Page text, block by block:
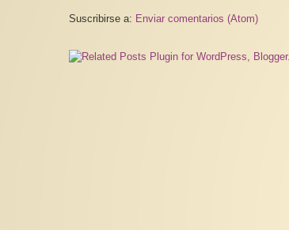
Suscribirse a: Enviar comentarios (Atom)